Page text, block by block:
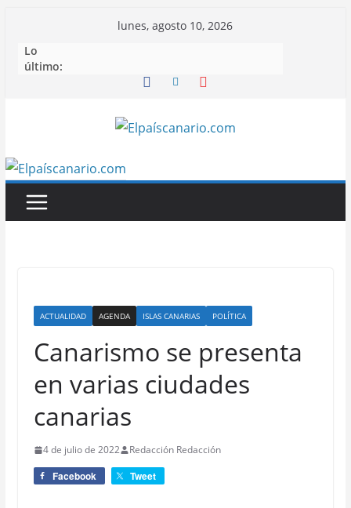
contenido
lunes, agosto 10, 2026
Lo
último:
ACTUALIDAD AGENDA ISLAS CANARIAS POLÍTICA
Canarismo se presenta
en varias ciudades
canarias
4 de julio de 2022 Redacción Redacción
Facebook Tweet